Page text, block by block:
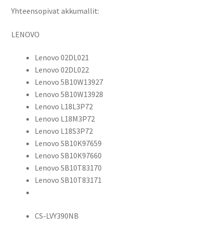
5B10W13928,
L18M3P72,
L18S3P72,
SB10K97659,
SB10K97660,
SB10T83170,
SB10T83171,
LVY390NB
Yhteensopivat akkumallit:
LENOVO
Lenovo 02DL021
Lenovo 02DL022
Lenovo 5B10W13927
Lenovo 5B10W13928
Lenovo L18L3P72
Lenovo L18M3P72
Lenovo L18S3P72
Lenovo SB10K97659
Lenovo SB10K97660
Lenovo SB10T83170
Lenovo SB10T83171
CS-LVY390NB